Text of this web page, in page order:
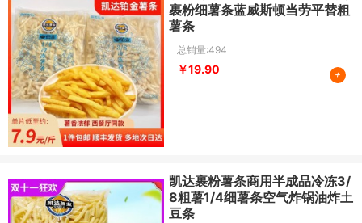
裹粉细薯条蓝威斯顿当劳平替粗
薯条
总销量:494
￥19.90 +
凯达裹粉薯条商用半成品冷冻3/
8粗薯1/4细薯条空气炸锅油炸土
豆条